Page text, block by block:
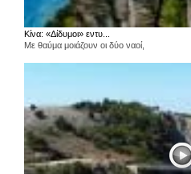
Κίνα: «Δίδυμοι» εντυ...
Με θαύμα μοιάζουν οι δύο ναοί,